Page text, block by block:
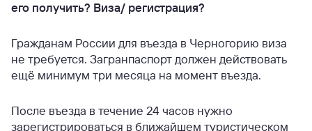
его получить? Виза/ регистрация?
Гражданам России для въезда в Черногорию виза
не требуется. Загранпаспорт должен действовать
ещё минимум три месяца на момент въезда.
После въезда в течение 24 часов нужно
зарегистрироваться в ближайшем туристическом